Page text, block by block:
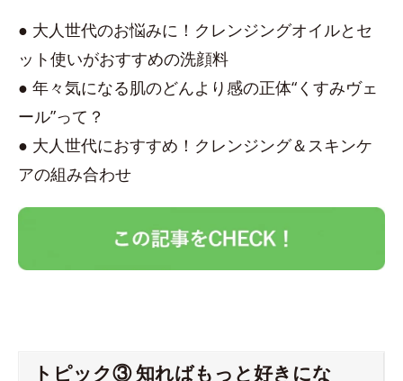
● 大人世代のお悩みに！クレンジングオイルとセ
ット使いがおすすめの洗顔料
● 年々気になる肌のどんより感の正体“くすみヴェ
ール”って？
● 大人世代におすすめ！クレンジング＆スキンケ
アの組み合わせ
トピック③ 知ればもっと好きにな